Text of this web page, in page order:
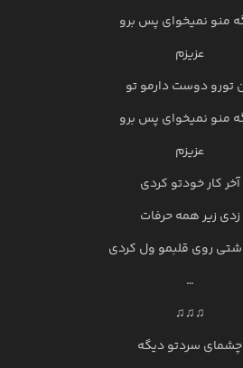
منو نمیخوای پس برو
عزیزم
تورو دوست دارمو تو
منو نمیخوای پس برو
عزیزم
آخر کار خودتو کردی
زدی زیر همه حرفات
روی قلبمو ول کردی
…
♫♫♫
چشمای سردتو دیگه